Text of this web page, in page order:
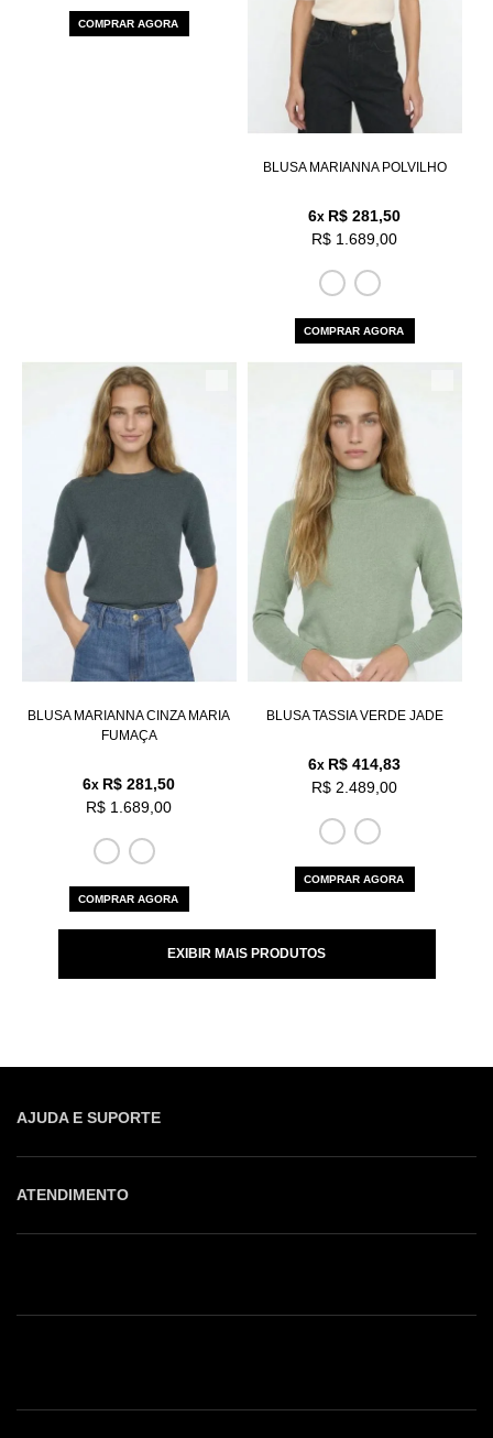
COMPRAR AGORA
BLUSA MARIANNA POLVILHO
6x R$ 281,50
R$ 1.689,00
COMPRAR AGORA
BLUSA MARIANNA CINZA MARIA
FUMAÇA
6x R$ 281,50
R$ 1.689,00
COMPRAR AGORA
BLUSA TASSIA VERDE JADE
6x R$ 414,83
R$ 2.489,00
COMPRAR AGORA
EXIBIR MAIS PRODUTOS
AJUDA E SUPORTE
ATENDIMENTO
Nossas Lojas